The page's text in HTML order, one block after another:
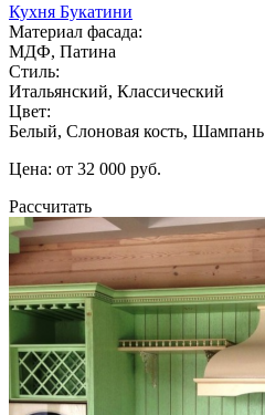
Кухня Букатини
Материал фасада:
МДФ, Патина
Стиль:
Итальянский, Классический
Цвет:
Белый, Слоновая кость, Шампань
Цена: от 32 000 руб.
Рассчитать